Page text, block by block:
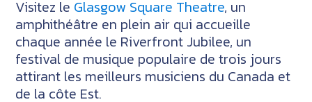
Visitez le Glasgow Square Theatre, un
amphithéâtre en plein air qui accueille
chaque année le Riverfront Jubilee, un
festival de musique populaire de trois jours
attirant les meilleurs musiciens du Canada et
de la côte Est.